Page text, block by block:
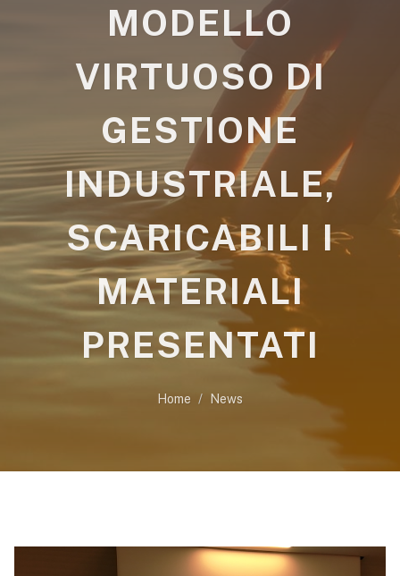
MODELLO
VIRTUOSO DI
GESTIONE
INDUSTRIALE,
SCARICABILI I
MATERIALI
PRESENTATI
Home News